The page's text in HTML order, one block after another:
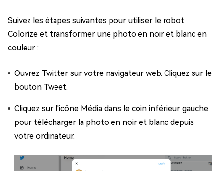
Suivez les étapes suivantes pour utiliser le robot
Colorize et transformer une photo en noir et blanc en
couleur :
Ouvrez Twitter sur votre navigateur web. Cliquez sur le
bouton Tweet.
Cliquez sur l'icône Média dans le coin inférieur gauche
pour télécharger la photo en noir et blanc depuis
votre ordinateur.